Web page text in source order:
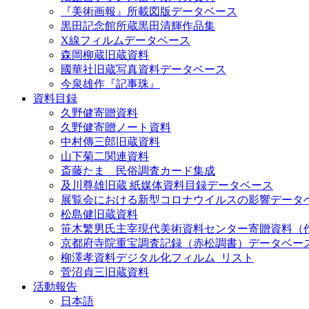
『美術画報』所載図版データベース
黒田記念館所蔵黒田清輝作品集
X線フィルムデータベース
森岡柳蔵旧蔵資料
國華社旧蔵写真資料データベース
今泉雄作『記事珠』
資料目録
久野健寄贈資料
久野健寄贈ノート資料
中村傳三郎旧蔵資料
山下菊二関連資料
斎藤たま 民俗調査カード集成
及川尊雄旧蔵 紙媒体資料目録データベース
展覧会における新型コロナウイルスの影響データ
松島健旧蔵資料
笹木繁男氏主宰現代美術資料センター寄贈資料（
京都府寺院重宝調査記録（赤松調書）データベー
柳澤孝資料デジタル化フィルム_リスト
菅沼貞三旧蔵資料
活動報告
日本語